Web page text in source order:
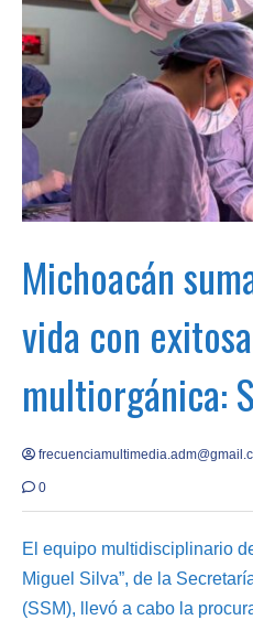
Michoacán
vida con
multiorgánica:
0
El equipo multidisciplinario
Miguel Silva”, de la
(SSM), llevó a cabo la